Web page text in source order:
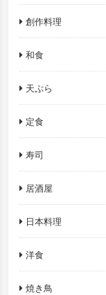
創作料理
和食
天ぷら
定食
寿司
居酒屋
日本料理
洋食
焼き鳥